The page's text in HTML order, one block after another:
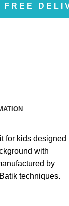
for kids designed
with
by
techniques.